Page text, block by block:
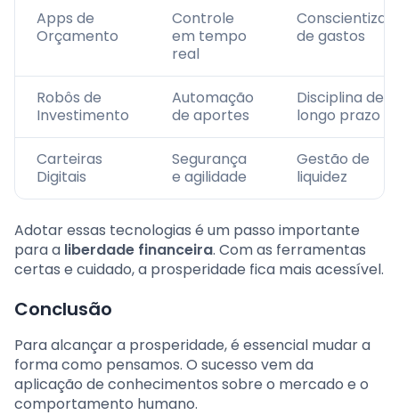
Apps de
Orçamento
Controle
em tempo
real
de gastos
Robôs de
Investimento
Automação
de aportes
Disciplina de
longo prazo
Carteiras
Digitais
Segurança
e agilidade
Gestão de
liquidez
Adotar essas tecnologias é um passo importante
para a liberdade financeira. Com as ferramentas
certas e cuidado, a prosperidade fica mais acessível.
Conclusão
Para alcançar a prosperidade, é essencial mudar a
forma como pensamos. O sucesso vem da
aplicação de conhecimentos sobre o mercado e o
comportamento humano.